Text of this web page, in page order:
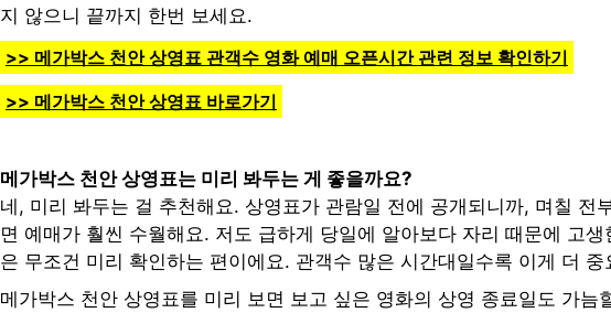
지 않으니 끝까지 한번 보세요.
>> 메가박스 천안 상영표 관객수 영화 예매 오픈시간 관련 정보 확인하기
>> 메가박스 천안 상영표 바로가기
메가박스 천안 상영표는 미리 봐두는 게 좋을까요?
네, 미리 봐두는 걸 추천해요. 상영표가 관람일 전에 공개되니까, 며칠 전
면 예매가 훨씬 수월해요. 저도 급하게 당일에 알아보다 자리 때문에 고
은 무조건 미리 확인하는 편이에요. 관객수 많은 시간대일수록 이게 더 중
메가박스 천안 상영표를 미리 보면 보고 싶은 영화의 상영 종료일도 가늠